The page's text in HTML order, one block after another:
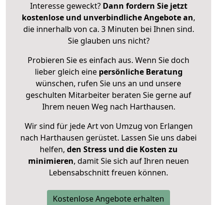
Interesse geweckt? Dann fordern Sie jetzt
kostenlose und unverbindliche Angebote an,
die innerhalb von ca. 3 Minuten bei Ihnen sind.
Sie glauben uns nicht?
Probieren Sie es einfach aus. Wenn Sie doch
lieber gleich eine persönliche Beratung
wünschen, rufen Sie uns an und unsere
geschulten Mitarbeiter beraten Sie gerne auf
Ihrem neuen Weg nach Harthausen.
Wir sind für jede Art von Umzug von Erlangen
nach Harthausen gerüstet. Lassen Sie uns dabei
helfen, den Stress und die Kosten zu
minimieren, damit Sie sich auf Ihren neuen
Lebensabschnitt freuen können.
Kostenlose Angebote erhalten